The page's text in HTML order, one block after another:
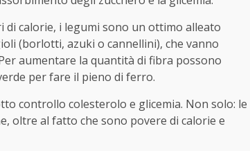
di calorie, i legumi sono un ottimo alleato
(borlotti, azuki o cannellini), che vanno
aumentare la quantità di fibra possono
per fare il pieno di ferro.
controllo colesterolo e glicemia. Non solo: le
oltre al fatto che sono povere di calorie e